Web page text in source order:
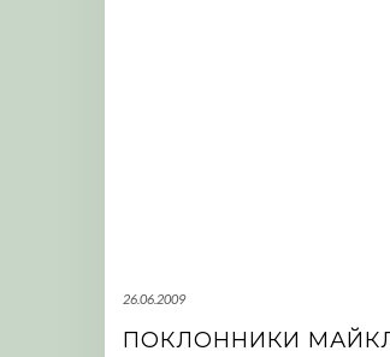
26.06.2009
ПОКЛОННИКИ